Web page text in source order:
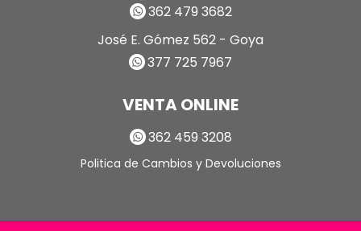
362 479 3682
José E. Gómez 562 - Goya
377 725 7967
VENTA ONLINE
362 459 3208
Politica de Cambios y Devoluciones